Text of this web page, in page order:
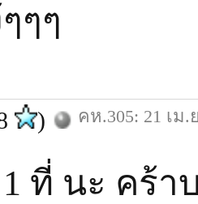
ๆๆ
) คห.305: 21 เม.
1 ที่ นะ ค